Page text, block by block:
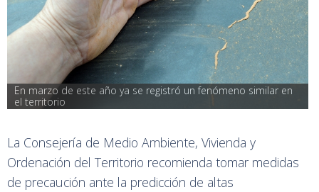
En marzo de este año ya se registró un fenómeno similar en
el territorio
La Consejería de Medio Ambiente, Vivienda y
Ordenación del Territorio recomienda tomar medidas
de precaución ante la predicción de altas